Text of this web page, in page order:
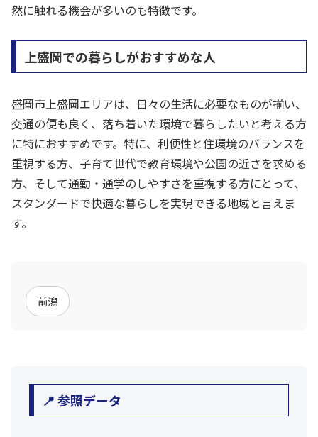
然に触れる機会が多いのも特徴です。
上盛岡での暮らしがおすすめな人
盛岡市上盛岡エリアは、日々の生活に必要なものが揃い、
交通の便も良く、落ち着いた環境で暮らしたいと考える方
に特におすすめです。特に、利便性と住環境のバランスを
重視する方、子育て世代で教育環境や公園の近さを求める
方、そして通勤・通学のしやすさを重視する方にとって、
スタンダードで快適な暮らしを実現できる地域と言えま
す。
前潟
📍 参照データ